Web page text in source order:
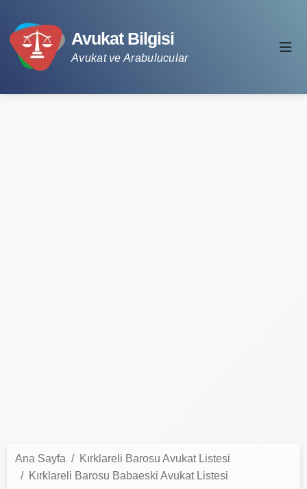
Avukat Bilgisi
Avukat ve Arabulucular
Ana Sayfa
Kırklareli Barosu Avukat Listesi
Kırklareli Barosu Babaeski Avukat Listesi